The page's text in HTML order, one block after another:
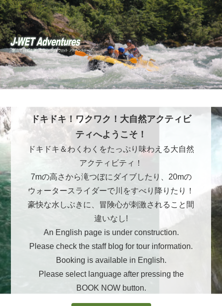
ドキドキ！ワクワク！大自然アクティビ
ティへようこそ！
ドキドキ＆わくわくをたっぷり味わえる大自然
アクティビティ！
7mの高さから滝つぼにダイブしたり、20mの
ウォータースライダーで川をすべり降りたり！
豪快な水しぶきに、冒険心が刺激されること間
違いなし!
An English page is under construction.
Please check the staff blog for tour information.
Booking is available in English.
Please select language after pressing the
BOOK NOW button.